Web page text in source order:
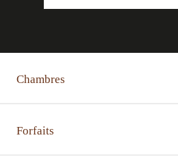
Chambres
Forfaits